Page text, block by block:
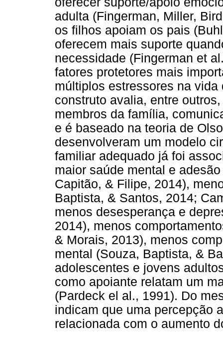
adulta (Fingerman, Miller,
os filhos apoiam os pais
oferecem mais suporte
necessidade (Fingerman et
fatores protetores mais
múltiplos estressores na
construto avalia, entre
membros da família,
e é baseado na teoria de
desenvolveram um modelo
familiar adequado já foi
maior saúde mental e
Capitão, & Filipe, 2014),
Baptista, & Santos, 2014;
menos desesperança e
2014), menos
& Morais, 2013), menos
mental (Souza, Baptista, &
adolescentes e jovens
como apoiante relatam um
(Pardeck el al., 1991). Do
indicam que uma percepção
relacionada com o aumento